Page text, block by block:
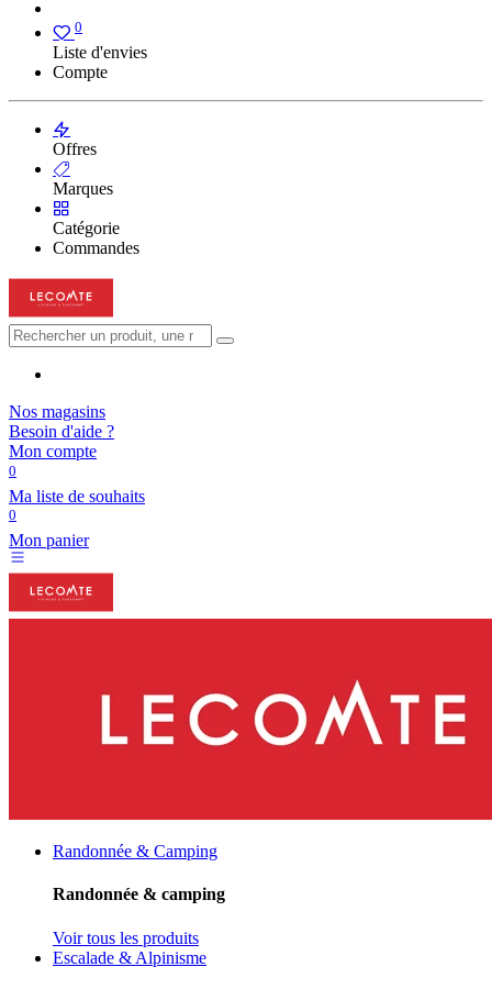
0
Liste d'envies
Compte
Offres
Marques
Catégorie
Commandes
Nos magasins
Besoin d'aide ?
Mon compte
0
Ma liste de souhaits
0
Mon panier
Randonnée & Camping
Randonnée & camping
Voir tous les produits
Escalade & Alpinisme